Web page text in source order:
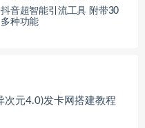
抖音超智能引流工具 附带30
多种功能
次元4.0)发卡网搭建教程